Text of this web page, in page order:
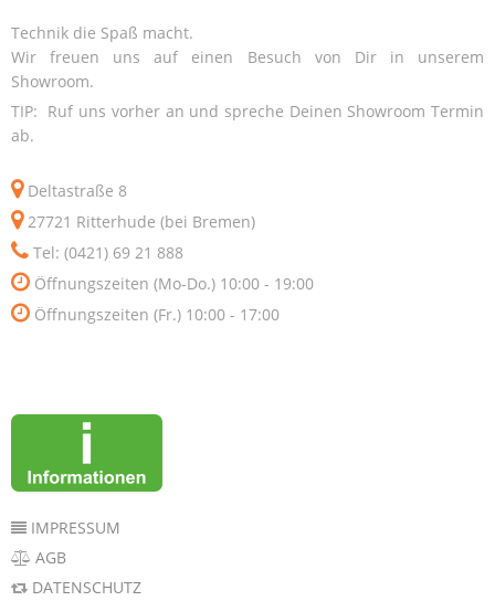
Technik die Spaß macht.
Wir freuen uns auf einen Besuch von Dir in unserem
Showroom.
TIP: Ruf uns vorher an und spreche Deinen Showroom Termin
ab.
Deltastraße 8
27721 Ritterhude (bei Bremen)
Tel: (0421) 69 21 888
Öffnungszeiten (Mo-Do.) 10:00 - 19:00
Öffnungszeiten (Fr.) 10:00 - 17:00
IMPRESSUM
AGB
DATENSCHUTZ